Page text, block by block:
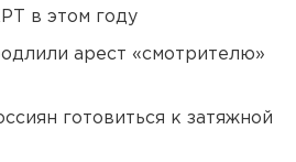
в этом году
арест «смотрителю»
готовиться к затяжной